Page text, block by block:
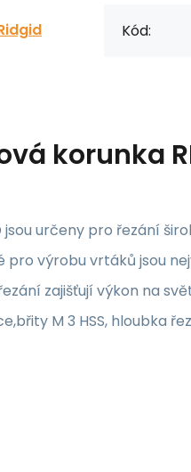
Kód:
korunka
jsou určeny pro řezání
výrobu vrtáků jsou
zajišťují výkon na
M 3 HSS, hloubka